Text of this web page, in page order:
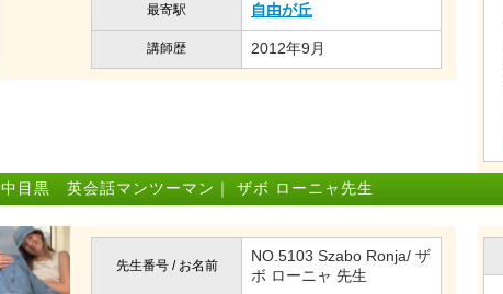
最寄駅 自由が丘
講師歴 2012年9月
中目黒 英会話マンツーマン｜ ザボ ローニャ先生
先生番号 / お名前
NO.5103 Szabo Ronja/ ザ
ボ ローニャ 先生